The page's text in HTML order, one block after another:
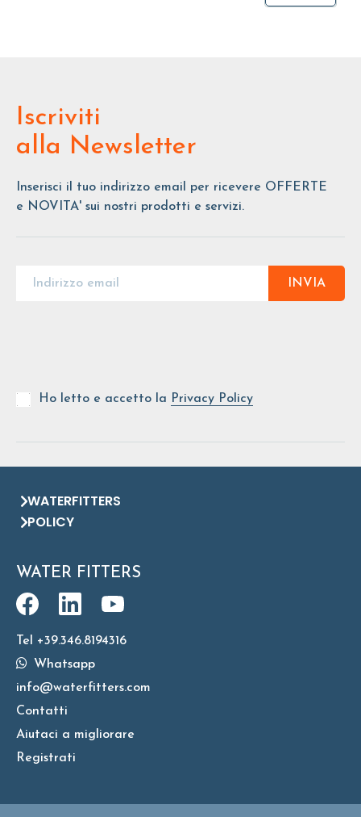
Iscriviti
alla Newsletter
Inserisci il tuo indirizzo email per ricevere OFFERTE
e NOVITA' sui nostri prodotti e servizi.
INVIA
Ho letto e accetto la Privacy Policy
WATERFITTERS
POLICY
WATER FITTERS
Tel +39.346.8194316
Whatsapp
info@waterfitters.com
Contatti
Aiutaci a migliorare
Registrati